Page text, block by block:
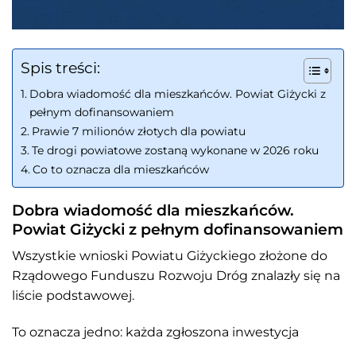
Spis treści:
Dobra wiadomość dla mieszkańców. Powiat Giżycki z
pełnym dofinansowaniem
Prawie 7 milionów złotych dla powiatu
Te drogi powiatowe zostaną wykonane w 2026 roku
Co to oznacza dla mieszkańców
Dobra wiadomość dla mieszkańców.
Powiat Giżycki z pełnym dofinansowaniem
Wszystkie wnioski Powiatu Giżyckiego złożone do
Rządowego Funduszu Rozwoju Dróg znalazły się na
liście podstawowej.
To oznacza jedno: każda zgłoszona inwestycja